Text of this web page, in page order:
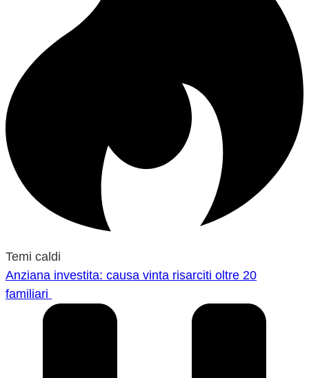
Temi caldi
Anziana investita: causa vinta risarciti oltre 20
familiari